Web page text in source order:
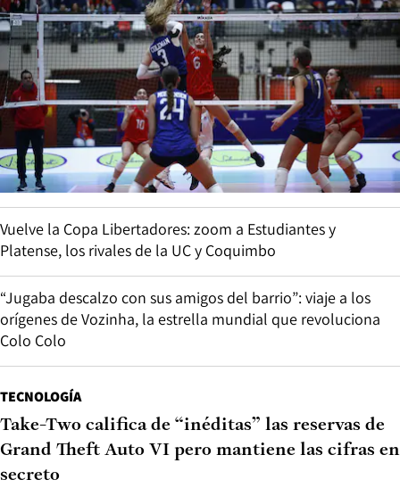
Vuelve la Copa Libertadores: zoom a Estudiantes y
Platense, los rivales de la UC y Coquimbo
“Jugaba descalzo con sus amigos del barrio”: viaje a los
orígenes de Vozinha, la estrella mundial que revoluciona
Colo Colo
TECNOLOGÍA
Take-Two califica de “inéditas” las reservas de
Grand Theft Auto VI pero mantiene las cifras en
secreto